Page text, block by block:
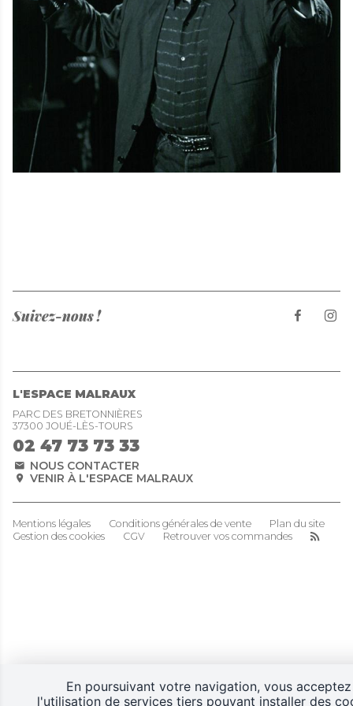
Suivez-nous !
L'ESPACE MALRAUX
PARC DES BRETONNIÈRES
37300 JOUÉ-LÈS-TOURS
02 47 73 73 33
NOUS CONTACTER
VENIR À L'ESPACE MALRAUX
Mentions légales Conditions générales de vente
Plan du site
Gestion des cookies
CGV Retrouver vos commandes
En poursuivant votre navigation, vous acceptez
l'utilisation de services tiers pouvant installer des